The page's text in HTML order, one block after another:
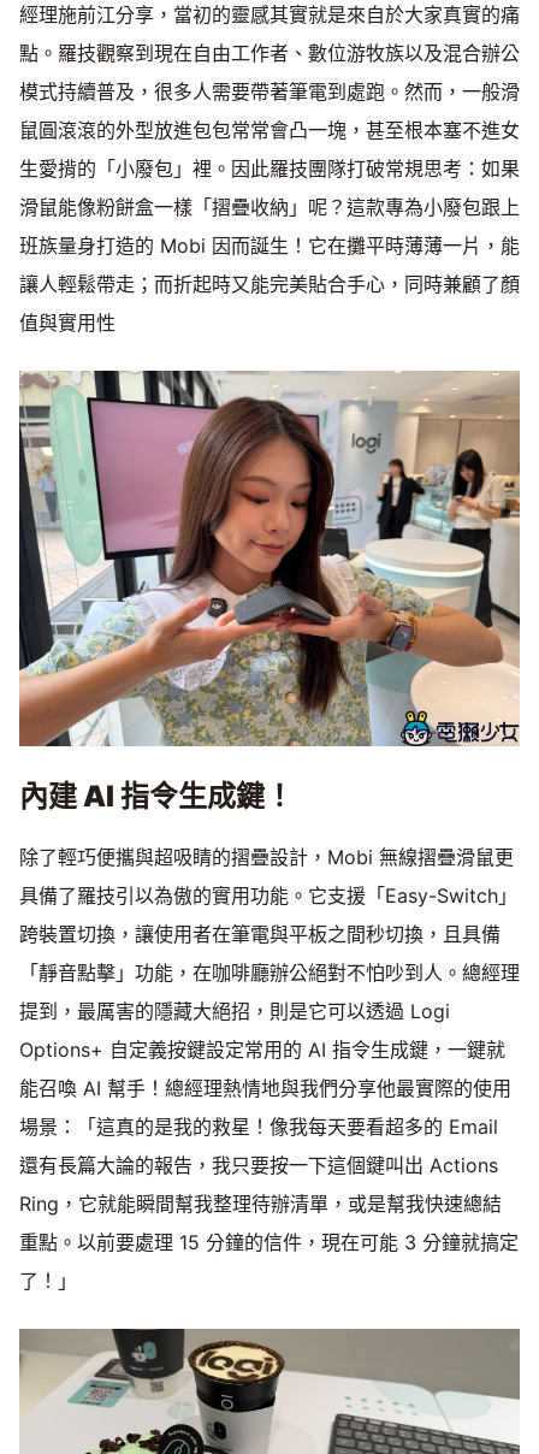
經理施前江分享，當初的靈感其實就是來自於大家真實的痛
點。羅技觀察到現在自由工作者、數位游牧族以及混合辦公
模式持續普及，很多人需要帶著筆電到處跑。然而，一般滑
鼠圓滾滾的外型放進包包常常會凸一塊，甚至根本塞不進女
生愛揹的「小廢包」裡。因此羅技團隊打破常規思考：如果
滑鼠能像粉餅盒一樣「摺疊收納」呢？這款專為小廢包跟上
班族量身打造的 Mobi 因而誕生！它在攤平時薄薄一片，能
讓人輕鬆帶走；而折起時又能完美貼合手心，同時兼顧了顏
值與實用性
內建 AI 指令生成鍵！
除了輕巧便攜與超吸睛的摺疊設計，Mobi 無線摺疊滑鼠更
具備了羅技引以為傲的實用功能。它支援「Easy-Switch」
跨裝置切換，讓使用者在筆電與平板之間秒切換，且具備
「靜音點擊」功能，在咖啡廳辦公絕對不怕吵到人。總經理
提到，最厲害的隱藏大絕招，則是它可以透過 Logi
Options+ 自定義按鍵設定常用的 AI 指令生成鍵，一鍵就
能召喚 AI 幫手！總經理熱情地與我們分享他最實際的使用
場景：「這真的是我的救星！像我每天要看超多的 Email
還有長篇大論的報告，我只要按一下這個鍵叫出 Actions
Ring，它就能瞬間幫我整理待辦清單，或是幫我快速總結
重點。以前要處理 15 分鐘的信件，現在可能 3 分鐘就搞定
了！」